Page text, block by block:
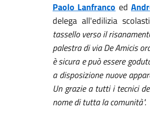
Paolo Lanfranco ed
delega all'edilizia
tassello verso il
palestra di via De Amicis
è sicura e può essere
a disposizione nuove
Un grazie a tutti i tecnici
nome di tutta la comunità".